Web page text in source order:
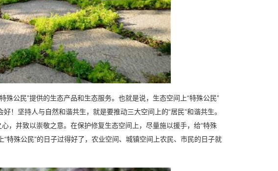
公民”提供的生态产品和生态服务。也就是说，生态空间上“特殊公民”
！坚持人与自然和谐共生，就是要推动三大空间上的“居民”和谐共生。
，并致以崇敬之意。在保护修复生态空间上，尽量施以援手，给“特殊
特殊公民”的日子过得好了，农业空间、城镇空间上农民、市民的日子就